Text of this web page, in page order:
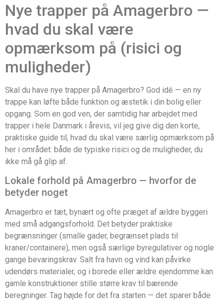
Nye trapper på Amagerbro —
hvad du skal være
opmærksom på (risici og
muligheder)
Skal du have nye trapper på Amagerbro? God idé — en ny
trappe kan løfte både funktion og æstetik i din bolig eller
opgang. Som en god ven, der samtidig har arbejdet med
trapper i hele Danmark i årevis, vil jeg give dig den korte,
praktiske guide til, hvad du skal være særlig opmærksom på
her i området: både de typiske risici og de muligheder, du
ikke må gå glip af.
Lokale forhold på Amagerbro — hvorfor de
betyder noget
Amagerbro er tæt, bynært og ofte præget af ældre byggeri
med små adgangsforhold. Det betyder praktiske
begrænsninger (smalle gader, begrænset plads til
kraner/containere), men også særlige byregulativer og nogle
gange bevaringskrav. Salt fra havn og vind kan påvirke
udendørs materialer, og i borede eller ældre ejendomme kan
gamle konstruktioner stille større krav til bærende
beregninger. Tag højde for det fra starten — det sparer både